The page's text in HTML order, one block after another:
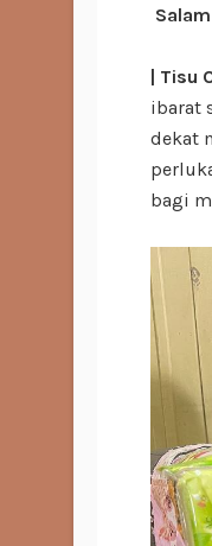
| Tisu
ibarat
dekat
bagi